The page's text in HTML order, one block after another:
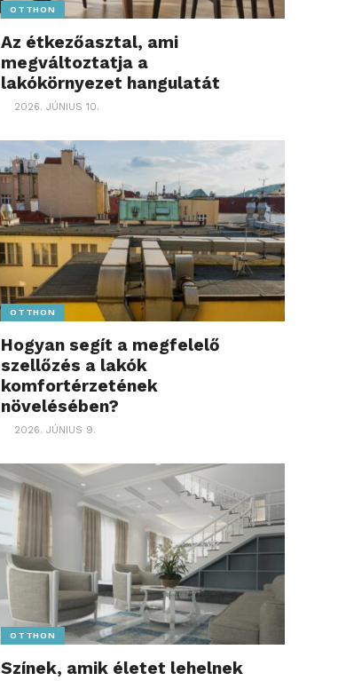
OTTHON
Az étkezőasztal, ami
megváltoztatja a
lakókörnyezet hangulatát
2026. JÚNIUS 10.
OTTHON
Hogyan segít a megfelelő
szellőzés a lakók
komfortérzetének
növelésében?
2026. JÚNIUS 9.
OTTHON
Színek, amik életet lehelnek